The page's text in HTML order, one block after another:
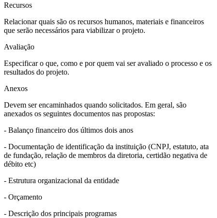
Recursos
Relacionar quais são os recursos humanos, materiais e financeiros
que serão necessários para viabilizar o projeto.
Avaliação
Especificar o que, como e por quem vai ser avaliado o processo e os
resultados do projeto.
Anexos
Devem ser encaminhados quando solicitados. Em geral, são
anexados os seguintes documentos nas propostas:
- Balanço financeiro dos últimos dois anos
- Documentação de identificação da instituição (CNPJ, estatuto, ata
de fundação, relação de membros da diretoria, certidão negativa de
débito etc)
- Estrutura organizacional da entidade
- Orçamento
- Descrição dos principais programas